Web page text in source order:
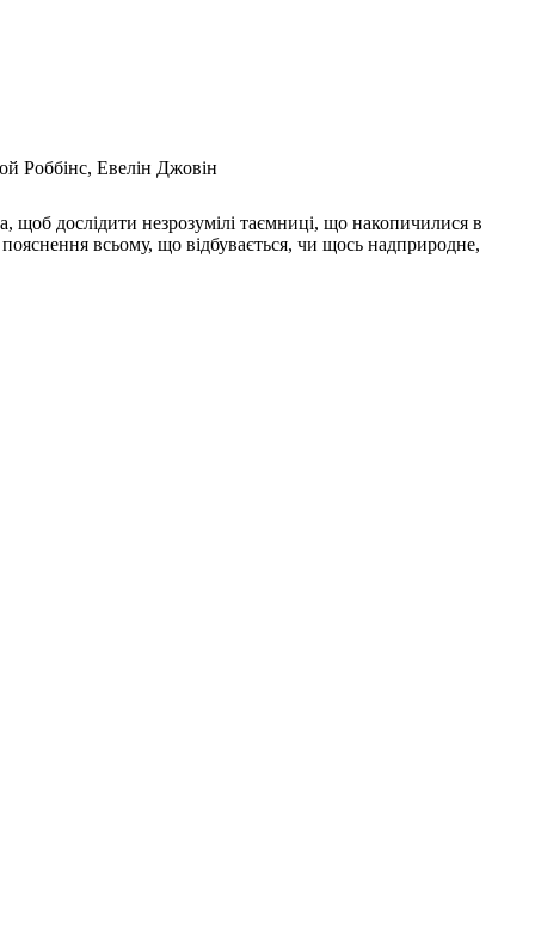
Роббінс, Евелін Джовін
щоб дослідити незрозумілі таємниці, що накопичилися в
всьому, що відбувається, чи щось надприродне,